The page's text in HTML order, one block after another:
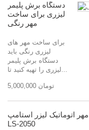
دستگاه برش پلیمر
لیزری برای ساخت
مهر رنگی
برای ساخت مهر های
لیزری رنگی باید
دستگاه برش پلیمر
لیزری را تهیه کنید تا...
5,000,000 تومان
مهر اتوماتیک لیزر استامپ
LS-2050